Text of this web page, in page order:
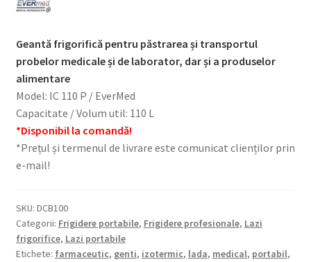
Geantă frigorifică pentru păstrarea și transportul
probelor medicale și de laborator, dar și a produselor
alimentare
Model: IC 110 P / EverMed
Capacitate / Volum util: 110 L
*Disponibil la comandă!
*Prețul și termenul de livrare este comunicat clienților prin
e-mail!
SKU: DCB100
Categorii: Frigidere portabile, Frigidere profesionale, Lazi
frigorifice, Lazi portabile
Etichete: farmaceutic, genti, izotermic, lada, medical, portabil,